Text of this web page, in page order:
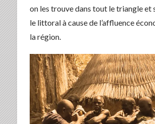
on les trouve dans tout le triangle et
le littoral à cause de l’affluence
la région.